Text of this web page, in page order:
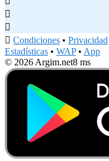


 Condiciones • Privacidad
Estadísticas • WAP• App
© 2026 Argim.net8 ms